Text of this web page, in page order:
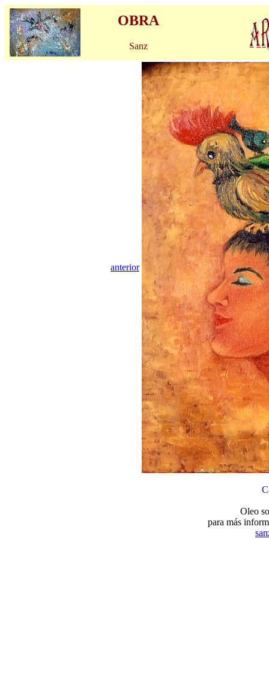
OBRA
Sanz
anterior
Oleo
para más